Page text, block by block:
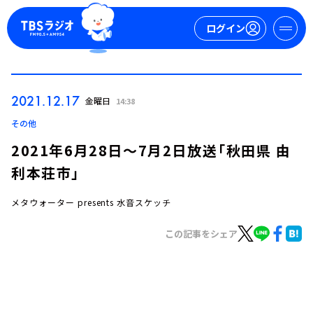
ログイン
2021.12.17 金曜日 14:38
その他
2021年6月28日～7月2日放送「秋田県 由
利本荘市」
メタウォーター presents 水音スケッチ
この記事をシェア